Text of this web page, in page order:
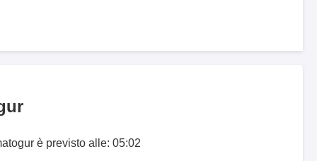
è previsto alle: 05:02